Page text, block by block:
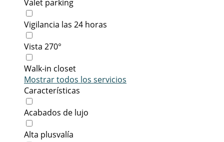
Valet parking
Vigilancia las 24 horas
Vista 270°
Walk-in closet
Mostrar todos los servicios
Características
Acabados de lujo
Alta plusvalía